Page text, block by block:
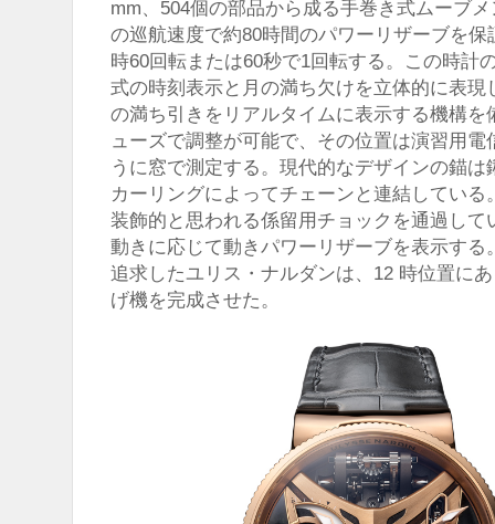
mm、504個の部品から成る手巻き式ムーブ
の巡航速度で約80時間のパワーリザーブを
時60回転または60秒で1回転する。この時計
式の時刻表示と月の満ち欠けを立体的に表
の満ち引きをリアルタイムに表示する機構
ューズで調整が可能で、その位置は演習用
うに窓で測定する。現代的なデザインの錨
カーリングによってチェーンと連結してい
装飾的と思われる係留用チョックを通過し
動きに応じて動きパワーリザーブを表示す
追求したユリス・ナルダンは、12 時位置に
げ機を完成させた。